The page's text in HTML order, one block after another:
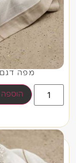
מפה דגם